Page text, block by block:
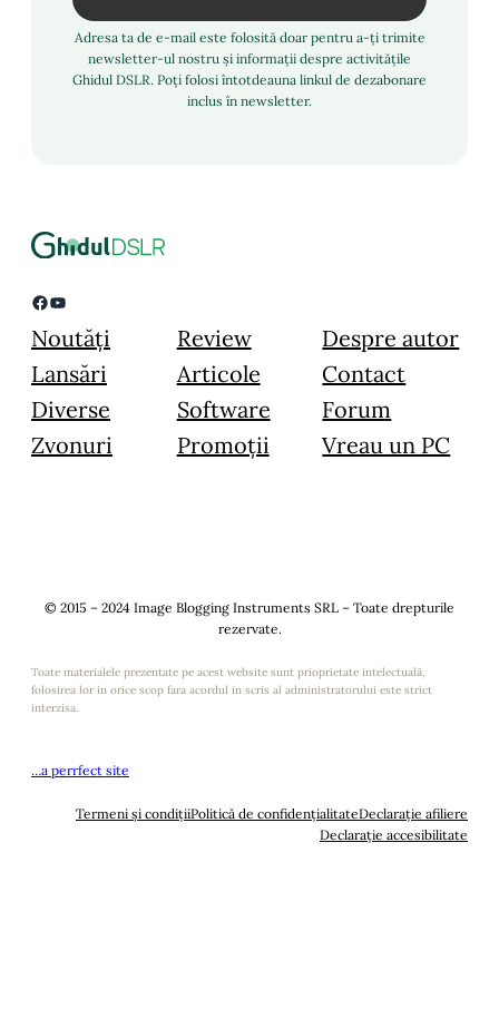
Adresa ta de e-mail este folosită doar pentru a-ți trimite
newsletter-ul nostru și informații despre activitățile
Ghidul DSLR. Poți folosi întotdeauna linkul de dezabonare
inclus în newsletter.
Facebook YouTube
Noutăți
Lansări
Diverse
Zvonuri
Review
Articole
Software
Promoții
Despre autor
Contact
Forum
Vreau un PC
© 2015 – 2024 Image Blogging Instruments SRL – Toate drepturile
rezervate.
Toate materialele prezentate pe acest website sunt prioprietate intelectuală,
folosirea lor in orice scop fara acordul in scris al administratorului este strict
interzisa.
…a perrfect site
Termeni și condițiiPolitică de confidențialitateDeclarație afiliere
Declarație accesibilitate